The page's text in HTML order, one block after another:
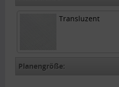
TransluzentTransluzent
Planengröße: